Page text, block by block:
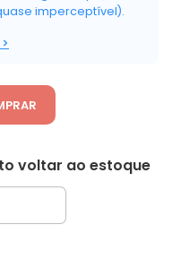
imperceptível).
voltar ao estoque